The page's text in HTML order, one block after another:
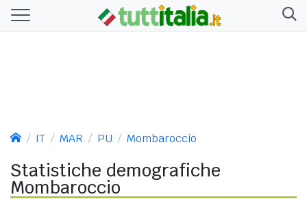
IT MAR PU Mombaroccio
Statistiche demografiche
Mombaroccio